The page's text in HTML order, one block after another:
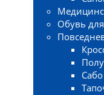
Обувь
Сабо